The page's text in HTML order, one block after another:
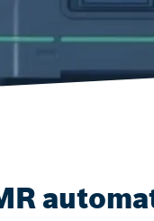
ctrlX
Motion-
Smarte
Video